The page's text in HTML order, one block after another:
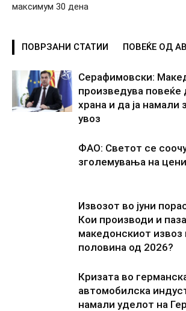
максимум 30 дена
ПОВРЗАНИ СТАТИИ ПОВЕЌЕ ОД
Серафимовски:
произведува
храна и да ја намали
увоз
ФАО: Светот се
зголемувања на
Извозот во јуни
Кои производи и
македонскиот извоз
половина од 2026?
Кризата во
автомобилска
намали уделот на